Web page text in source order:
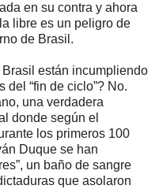
en su contra y ahora
libre es un peligro de
de Brasil.
están incumpliendo
“fin de ciclo”? No.
una verdadera
donde según el
los primeros 100
Duque se han
un baño de sangre
que asolaron